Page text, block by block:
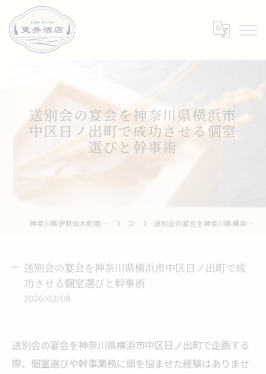
送別会の宴会を神奈川県横浜市
中区日ノ出町で成功させる個室
選びと幹事術
神奈川県伊勢佐木町周辺の居酒屋なら和牛 To 釆菜 更井酒店 コラム 送別会の宴会を神奈川県横浜市中区日ノ出町で成功させる個室選びと幹事術
送別会の宴会を神奈川県横浜市中区日ノ出町で成
功させる個室選びと幹事術
2026/02/08
送別会の宴会を神奈川県横浜市中区日ノ出町で企画する
際、個室選びや幹事業務に頭を悩ませた経験はありませ